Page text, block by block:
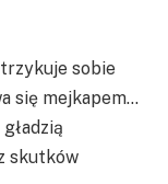
sobie
się mejkapem…
skutków